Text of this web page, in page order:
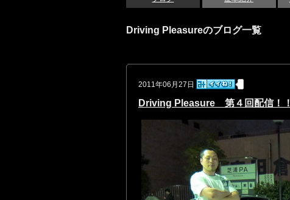
Driving Pleasureのブログ一覧
2011年06月27日
Driving Pleasure 第４回配信！！